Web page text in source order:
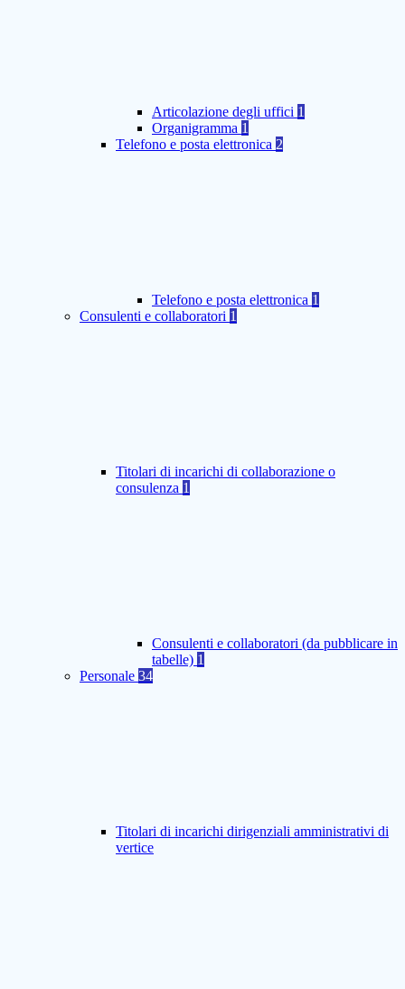
Articolazione degli uffici 1
Organigramma 1
Telefono e posta elettronica 2
Telefono e posta elettronica 1
Consulenti e collaboratori 1
Titolari di incarichi di collaborazione o
consulenza 1
Consulenti e collaboratori (da pubblicare in
tabelle) 1
Personale 34
Titolari di incarichi dirigenziali amministrativi di
vertice